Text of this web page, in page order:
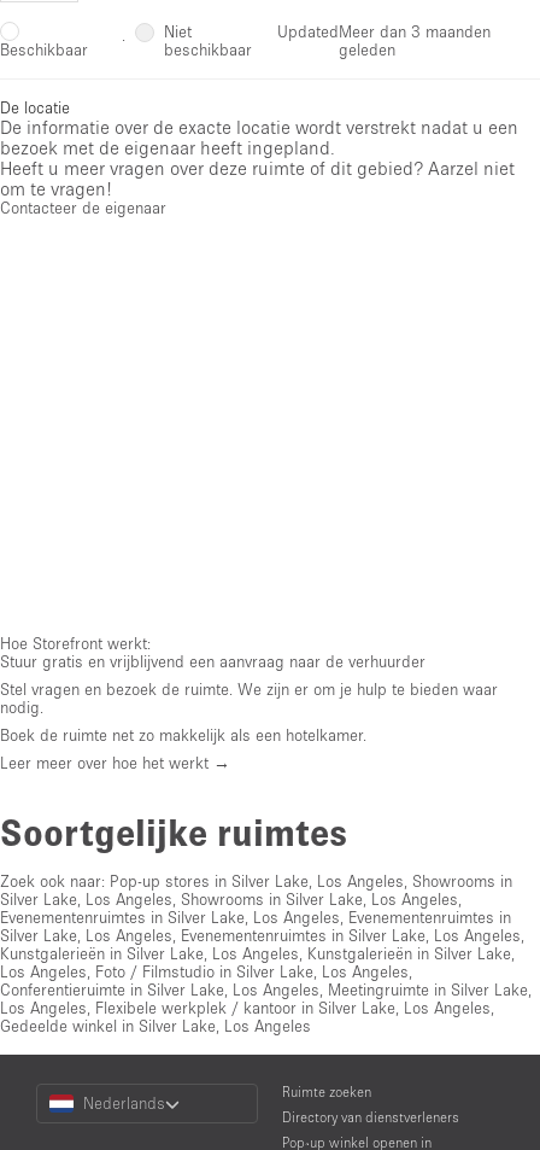
Beschikbaar ·
Niet
beschikbaar
UpdatedMeer dan 3 maanden
geleden
De locatie
De informatie over de exacte locatie wordt verstrekt nadat u een
bezoek met de eigenaar heeft ingepland.
Heeft u meer vragen over deze ruimte of dit gebied? Aarzel niet
om te vragen!
Contacteer de eigenaar
Hoe Storefront werkt:
Stuur gratis en vrijblijvend een aanvraag naar de verhuurder
Stel vragen en bezoek de ruimte. We zijn er om je hulp te bieden waar
nodig.
Boek de ruimte net zo makkelijk als een hotelkamer.
Leer meer over hoe het werkt →
Soortgelijke ruimtes
Zoek ook naar: Pop-up stores in Silver Lake, Los Angeles Showrooms in
Silver Lake, Los Angeles Showrooms in Silver Lake, Los Angeles
Evenementenruimtes in Silver Lake, Los Angeles Evenementenruimtes in
Silver Lake, Los Angeles Evenementenruimtes in Silver Lake, Los Angeles
Kunstgalerieën in Silver Lake, Los Angeles Kunstgalerieën in Silver Lake,
Los Angeles Foto / Filmstudio in Silver Lake, Los Angeles
Conferentieruimte in Silver Lake, Los Angeles Meetingruimte in Silver Lake,
Los Angeles Flexibele werkplek / kantoor in Silver Lake, Los Angeles
Gedeelde winkel in Silver Lake, Los Angeles
Choose
Language
Nederlands
Ruimte zoeken
Directory van dienstverleners
Pop-up winkel openen in